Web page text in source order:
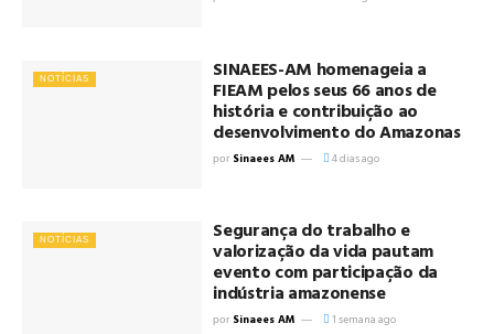
NOTÍCIAS SINAEES-AM homenageia a
FIEAM pelos seus 66 anos de
história e contribuição ao
desenvolvimento do Amazonas
por Sinaees AM 4 dias ago
NOTÍCIAS Segurança do trabalho e
valorização da vida pautam
evento com participação da
indústria amazonense
por Sinaees AM 1 semana ago